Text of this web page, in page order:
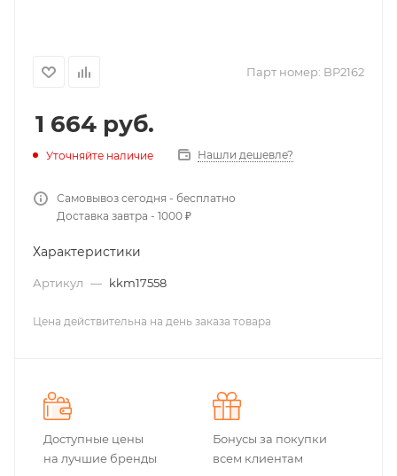
Парт номер: BP2162
1 664 руб.
Уточняйте наличие Нашли дешевле?
Самовывоз сегодня - бесплатно
Доставка завтра - 1000 ₽
Характеристики
Артикул — kkm17558
Цена действительна на день заказа товара
Доступные цены
на лучшие бренды
Бонусы за покупки
всем клиентам